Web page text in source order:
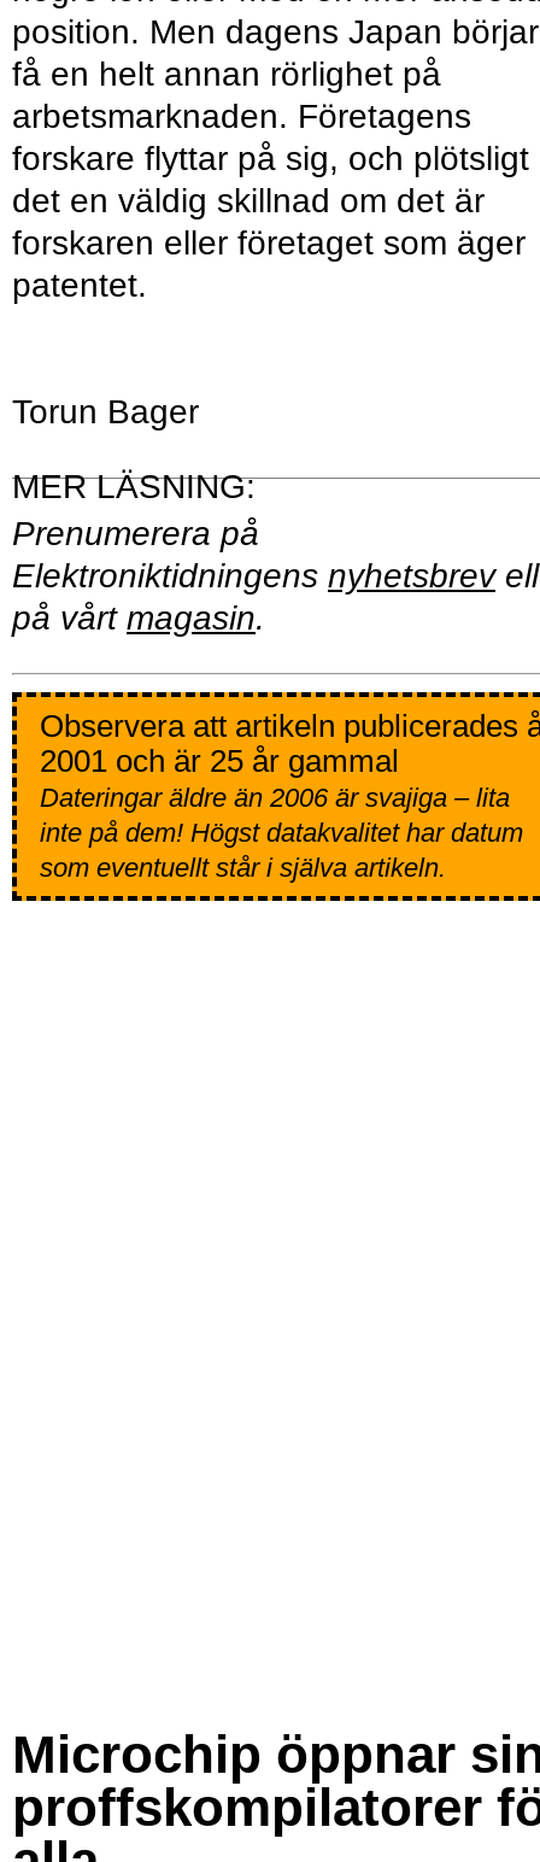
position. Men dagens Japan börjar
få en helt annan rörlighet på
arbetsmarknaden. Företagens
forskare flyttar på sig, och plötsligt
det en väldig skillnad om det är
forskaren eller företaget som äger
patentet.
Torun Bager
Prenumerera på
Elektroniktidningens nyhetsbrev
på vårt magasin.
Observera att artikeln publicerades
2001 och är 25 år gammal
Dateringar äldre än 2006 är svajiga – lita
inte på dem! Högst datakvalitet har datum
som eventuellt står i själva artikeln.
Microchip öppnar
proffskompilatorer